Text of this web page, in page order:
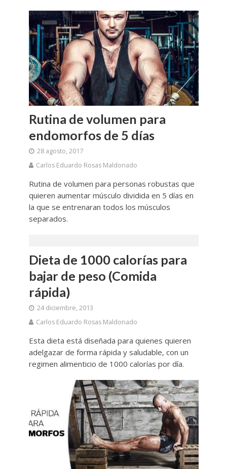
Rutina de volumen para
endomorfos de 5 días
28 agosto, 2017
Carlos Eduardo Rosas Maldonado
Rutina de volumen para personas robustas que
quieren aumentar músculo dividida en 5 días en
la que se entrenaran todos los músculos
separados.
Dieta de 1000 calorías para
bajar de peso (Comida
rápida)
24 diciembre, 2013
Carlos Eduardo Rosas Maldonado
Esta dieta está diseñada para quienes quieren
adelgazar de forma rápida y saludable, con un
regimen alimenticio de 1000 calorías por día.